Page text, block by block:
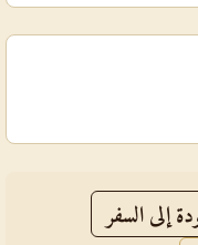
إلى السفر